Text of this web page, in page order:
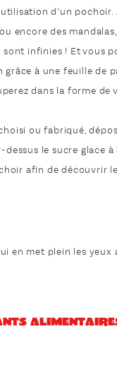
d’un pochoir.
encore des
infinies ! Et vous
grâce à une feuille de
dans la forme de
ou fabriqué,
le sucre glace à
afin de découvrir
en met plein les yeux
alimentaires